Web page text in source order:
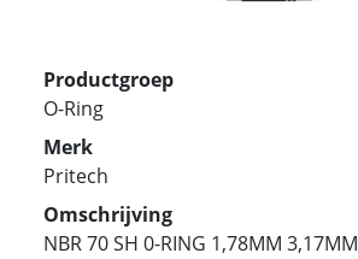
Productgroep
O-Ring
Merk
Pritech
Omschrijving
NBR 70 SH 0-RING 1,78MM 3,17MM